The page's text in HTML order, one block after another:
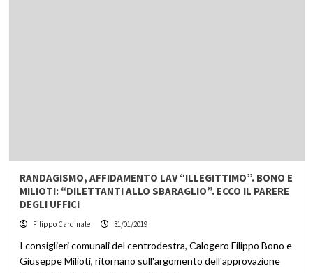
RANDAGISMO, AFFIDAMENTO LAV “ILLEGITTIMO”. BONO E
MILIOTI: “DILETTANTI ALLO SBARAGLIO”. ECCO IL PARERE
DEGLI UFFICI
Filippo Cardinale 31/01/2019
I consiglieri comunali del centrodestra, Calogero Filippo Bono e
Giuseppe Milioti, ritornano sull'argomento dell'approvazione